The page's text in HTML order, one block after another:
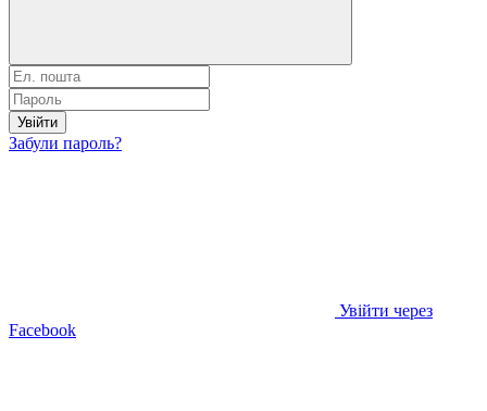
Увійти
Забули пароль?
Увійти через
Facebook